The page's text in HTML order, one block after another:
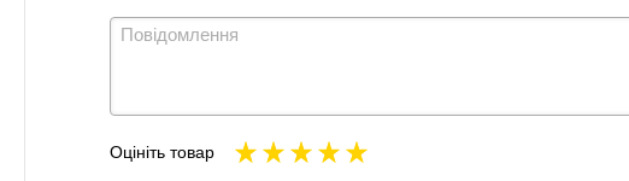
Оцініть товар